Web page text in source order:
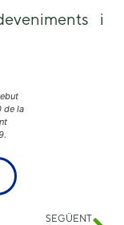
i
de la
SEGÜENT